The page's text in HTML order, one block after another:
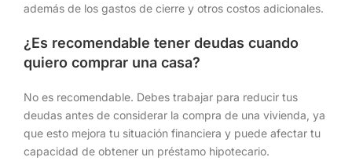
además de los gastos de cierre y otros costos adicionales.
¿Es recomendable tener deudas cuando
quiero comprar una casa?
No es recomendable. Debes trabajar para reducir tus
deudas antes de considerar la compra de una vivienda, ya
que esto mejora tu situación financiera y puede afectar tu
capacidad de obtener un préstamo hipotecario.